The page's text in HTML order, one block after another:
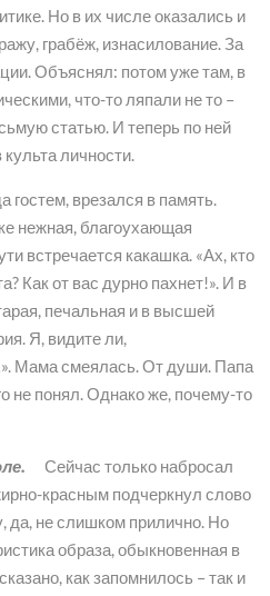
Но в их числе оказались и
грабёж, изнасилование. За
Объяснял: потом уже там, в
что-то ляпали не то –
статью. И теперь по ней
личности.
гостем, врезался в память.
нежная, благоухающая
встречается какашка. «Ах, кто
Как от вас дурно пахнет!». И в
печальная и в высшей
Я, видите ли,
Мама смеялась. От души. Папа
не понял. Однако же, почему-то
Сейчас только набросал
красным подчеркнул слово
да, не слишком прилично. Но
образа, обыкновенная в
как запомнилось – так и